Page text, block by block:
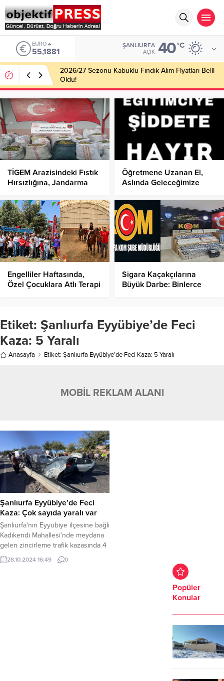
EURO
55,1881
ŞANLIURFA
AÇIK 40°C
2026/27 Sezonu Kabuklu Fındık Alım Fiyatları Belli
Oldu!
TİGEM Arazisindeki Fıstık
Hırsızlığına, Jandarma
Öğretmene Uzanan El,
Aslında Geleceğimize
Engelliler Haftasında,
Özel Çocuklara Atlı Terapi
Sigara Kaçakçılarına
Büyük Darbe: Binlerce
Etiket: Şanlıurfa Eyyübiye’de Feci
Kaza: 5 Yaralı
Anasayfa Etiket: Şanlıurfa Eyyübiye’de Feci Kaza: 5 Yaralı
MOBİL REKLAM ALANI
Şanlıurfa Eyyübiye’de Feci
Kaza: Çok sayıda yaralı var
Şanlıurfa’nın Eyyübiye ilçesine bağlı
Kadıkendi Mahallesi’nde meydana
gelen zincirleme trafik kazasında 4
araç karıştı. Akabe çıkışında
gerçekleşen kazada, araçlar
28.10.2024 16:49 0
Popüler
Konular